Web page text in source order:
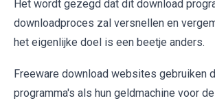
Het wordt gezegd dat dit download
downloadproces zal versnellen en
het eigenlijke doel is een beetje anders.
Freeware download websites gebruiken
programma's als hun geldmachine voor